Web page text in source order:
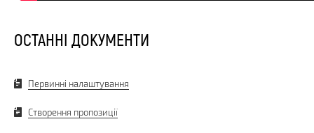
ОСТАННІ ДОКУМЕНТИ
Первинні налаштування
Створення пропозиції